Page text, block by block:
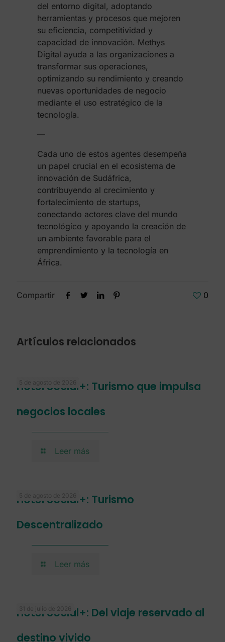
del entorno digital, adoptando
herramientas y procesos que mejoren
su eficiencia, competitividad y
capacidad de innovación. Methys
Digital ayuda a las organizaciones a
transformar sus operaciones,
optimizando su rendimiento y creando
nuevas oportunidades de negocio
mediante el uso estratégico de la
tecnología.
—
Cada uno de estos agentes desempeña
un papel crucial en el ecosistema de
innovación de Sudáfrica,
contribuyendo al crecimiento y
fortalecimiento de startups,
conectando actores clave del mundo
tecnológico y apoyando la creación de
un ambiente favorable para el
emprendimiento y la tecnología en
África.
Compartir 0
Artículos relacionados
5 de agosto de 2026
Hotel Social+: Turismo que impulsa
negocios locales
Leer más
5 de agosto de 2026
Hotel Social+: Turismo
Descentralizado
Leer más
31 de julio de 2026
Hotel Social+: Del viaje reservado al
destino vivido